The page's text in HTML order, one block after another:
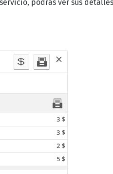
podrás ver sus